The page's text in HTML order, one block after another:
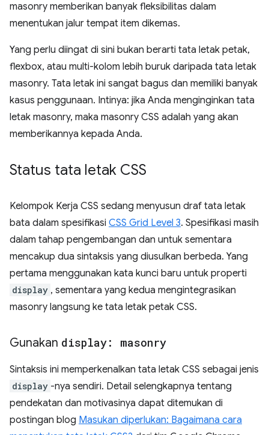
masonry memberikan banyak fleksibilitas dalam
menentukan jalur tempat item dikemas.
Yang perlu diingat di sini bukan berarti tata letak petak,
flexbox, atau multi-kolom lebih buruk daripada tata letak
masonry. Tata letak ini sangat bagus dan memiliki banyak
kasus penggunaan. Intinya: jika Anda menginginkan tata
letak masonry, maka masonry CSS adalah yang akan
memberikannya kepada Anda.
Status tata letak CSS
Kelompok Kerja CSS sedang menyusun draf tata letak
bata dalam spesifikasi CSS Grid Level 3. Spesifikasi masih
dalam tahap pengembangan dan untuk sementara
mencakup dua sintaksis yang diusulkan berbeda. Yang
pertama menggunakan kata kunci baru untuk properti
display , sementara yang kedua mengintegrasikan
masonry langsung ke tata letak petak CSS.
Gunakan display: masonry
Sintaksis ini memperkenalkan tata letak CSS sebagai jenis
display -nya sendiri. Detail selengkapnya tentang
pendekatan dan motivasinya dapat ditemukan di
postingan blog Masukan diperlukan: Bagaimana cara